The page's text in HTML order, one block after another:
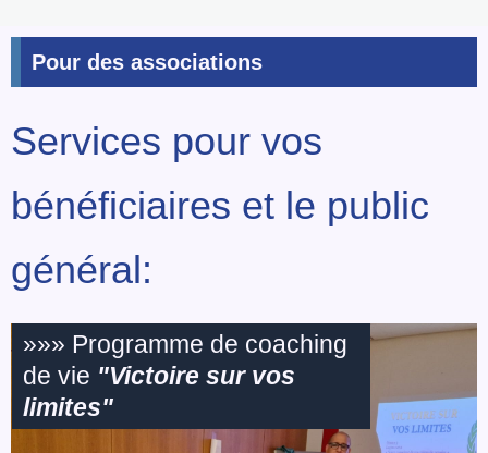
Pour des associations
Services pour vos
bénéficiaires et le public
général:
»»» Programme de coaching
de vie "Victoire sur vos
limites"